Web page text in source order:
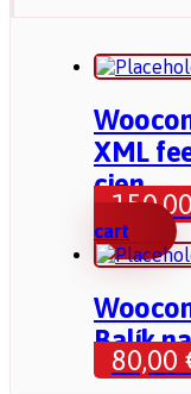
XML
cien
150,00
cart
Balík
80,00